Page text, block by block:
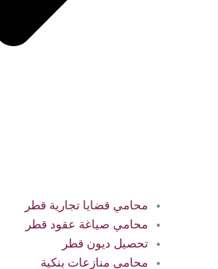
محامي قضايا تجارية قطر
محامي صياغة عقود قطر
تحصيل ديون قطر
محامي منازعات بنكية